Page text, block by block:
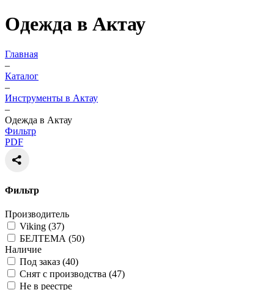
Одежда в Актау
Главная
–
Каталог
–
Инструменты в Актау
–
Одежда в Актау
Фильтр
PDF
Фильтр
Производитель
Viking (37)
БЕЛТЕМА (50)
Наличие
Под заказ (40)
Снят с производства (47)
Не в реестре